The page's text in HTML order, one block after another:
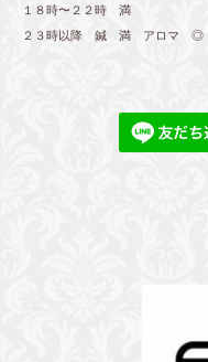
１８時〜２２時 満
２３時以降 鍼 満 アロマ ◎